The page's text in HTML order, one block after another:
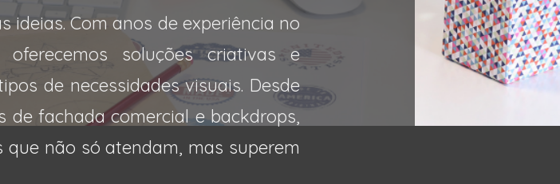
ideias. Com anos de experiência no
soluções criativas e
de necessidades visuais. Desde
de fachada comercial e backdrops,
não só atendam, mas superem